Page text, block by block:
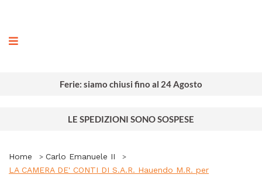
Ferie: siamo chiusi fino al 24 Agosto
LE SPEDIZIONI SONO SOSPESE
Home
Carlo Emanuele II
LA CAMERA DE' CONTI DI S.A.R. Hauendo M.R. per